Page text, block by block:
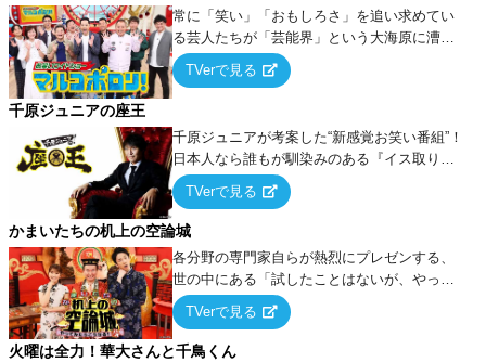
常に「笑い」「おもしろさ」を追い求めてい
る芸人たちが「芸能界」という大海原に漕ぎ
出でて、新たなオモシロ人間を発掘する！
TVerで見る
千原ジュニアの座王
千原ジュニアが考案した“新感覚お笑い番組”！
日本人なら誰もが馴染みのある『イス取りゲ
ーム』をベースに、大喜利・ギャグ・モノボ
ケ・歌…など様々なお題で芸人がショートネ
タを競い合う！
TVerで見る
かまいたちの机上の空論城
各分野の専門家自らが熱烈にプレゼンする、
世の中にある「試したことはないが、やって
みたらこうなる！…ハズ」という“机上の空
論”に若手芸人らがカラダを張って挑む！
TVerで見る
火曜は全力！華大さんと千鳥くん